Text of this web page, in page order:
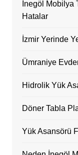
İnegöl Mobilya
Hatalar
İzmir Yerinde
Ümraniye
Hidrolik Yük
Döner Tabla
Yük Asansörü